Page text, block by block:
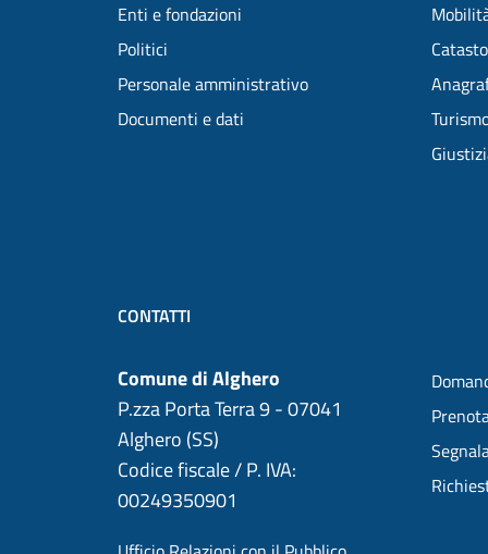
Enti e fondazioni
Politici
Personale amministrativo
Documenti e dati
CONTATTI
Comune di Alghero
P.zza Porta Terra 9 - 07041
Alghero (SS)
Codice fiscale / P. IVA:
00249350901